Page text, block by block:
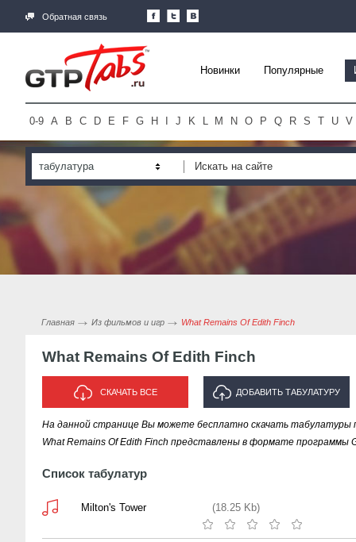
Обратная связь
Новинки Популярные
0-9 A B C D E F G H J K L M N O P Q R S T U V
табулатура
Главная Из фильмов и игр What Remains Of Edith Finch
What Remains Of Edith Finch
СКАЧАТЬ ВСЕ ДОБАВИТЬ ТАБУЛАТУРУ
ИСПОЛНИТЕЛЯ "WHAT REMAINS
На данной странице Вы можете бесплатно скачать табулатуры
What Remains Of Edith Finch представлены в формате программы
Список табулатур
Milton's Tower (18.25 Kb)